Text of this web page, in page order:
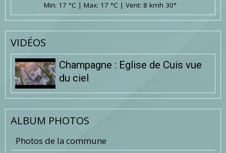
Min: 17 °C | Max: 17 °C | Vent: 8 kmh 30°
VIDÉOS
Champagne : Eglise de Cuis vue
du ciel
ALBUM PHOTOS
Photos de la commune